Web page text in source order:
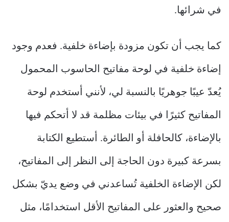
في شرائها.
كما يجب أن تكون مزودة بإضاءة خلفية. فعدم وجود
إضاءة خلفية في لوحة مفاتيح الحاسوب المحمول
يُعدّ عيبًا جوهريًا بالنسبة لي، لأنني أستخدم لوحة
المفاتيح كثيرًا في بيئات مظلمة قد لا أتحكم فيها
بالإضاءة، كالحافلة أو الطائرة. أستطيع الكتابة
بسرعة كبيرة دون الحاجة إلى النظر إلى المفاتيح،
لكن الإضاءة الخلفية تُساعدني في وضع يديّ بشكل
صحيح والعثور على المفاتيح الأقل استخدامًا، مثل